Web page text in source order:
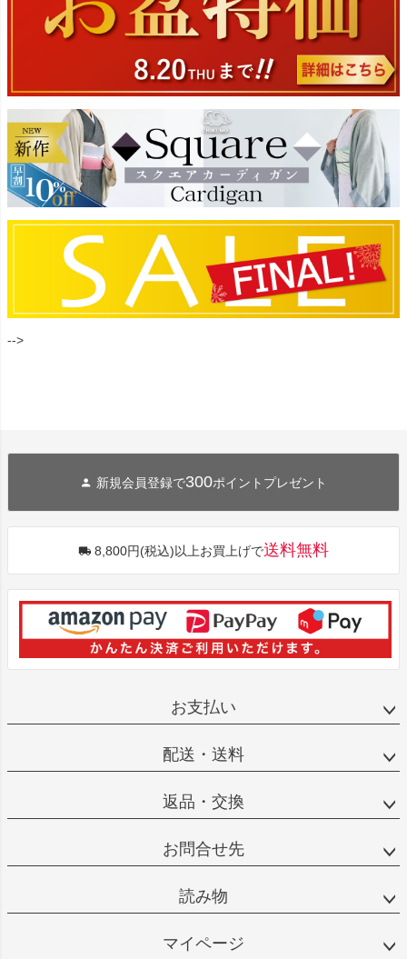
-->
新規会員登録で300ポイントプレゼント
8,800円(税込)以上お買上げで送料無料
お支払い
配送・送料
返品・交換
お問合せ先
読み物
マイページ